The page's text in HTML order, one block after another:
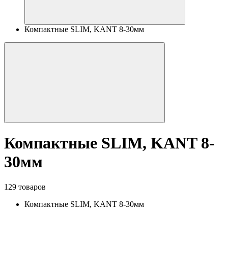
Компактные SLIM, KANT 8-30мм
Компактные SLIM, KANT 8-
30мм
129 товаров
Компактные SLIM, KANT 8-30мм